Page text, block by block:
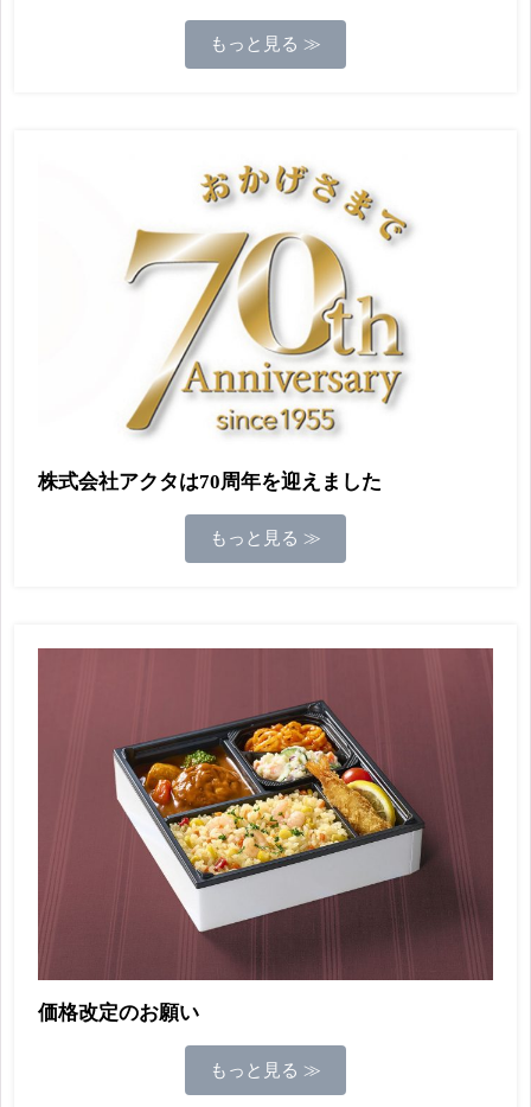
もっと見る ≫
株式会社アクタは70周年を迎えました
もっと見る ≫
価格改定のお願い
もっと見る ≫